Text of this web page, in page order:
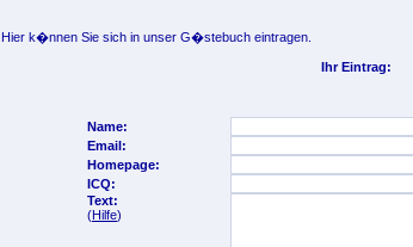
Hier k�nnen Sie sich in unser G�stebuch eintragen.
Ihr Eintrag:
Name:
Email:
Homepage:
ICQ:
Text:
(Hilfe)